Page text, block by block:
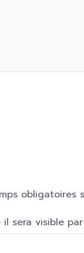
obligatoires
sera visible